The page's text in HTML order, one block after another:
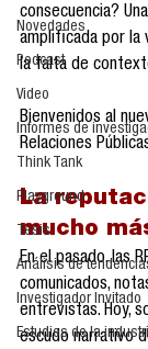
Novedades
Podcast
Video
Informes de
Think Tank
Playground
Tesis
Análisis de
Investigador Invitado
Estudios de la
consecuencia?
amplificada por la
la falta de
Bienvenidos al
Relaciones
La
mucho
En el pasado, las
comunicados,
entrevistas. Hoy,
escudo narrativo